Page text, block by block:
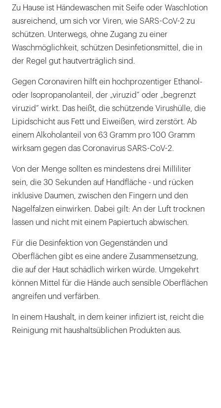
Zu Hause ist Händewaschen mit Seife oder Waschlotion
ausreichend, um sich vor Viren, wie SARS-CoV-2 zu
schützen. Unterwegs, ohne Zugang zu einer
Waschmöglichkeit, schützen Desinfetionsmittel, die in
der Regel gut hautverträglich sind.
Gegen Coronaviren hilft ein hochprozentiger Ethanol-
oder Isopropanolanteil, der „viruzid” oder „begrenzt
viruzid” wirkt. Das heißt, die schützende Virushülle, die
Lipidschicht aus Fett und Eiweißen, wird zerstört. Ab
einem Alkoholanteil von 63 Gramm pro 100 Gramm
wirksam gegen das Coronavirus SARS-CoV-2.
Von der Menge sollten es mindestens drei Milliliter
sein, die 30 Sekunden auf Handfläche - und rücken
inklusive Daumen, zwischen den Fingern und den
Nagelfalzen einwirken. Dabei gilt: An der Luft trocknen
lassen und nicht mit einem Papiertuch abwischen.
Für die Desinfektion von Gegenständen und
Oberflächen gibt es eine andere Zusammensetzung,
die auf der Haut schädlich wirken würde. Umgekehrt
können Mittel für die Hände auch sensible Oberflächen
angreifen und verfärben.
In einem Haushalt, in dem keiner infiziert ist, reicht die
Reinigung mit haushaltsüblichen Produkten aus.